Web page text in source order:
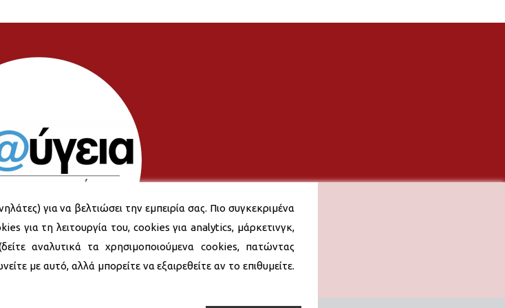
για να βελτιώσει την εμπειρία σας. Πιο συγκεκριμένα
για τη λειτουργία του, cookies για analytics, μάρκετινγκ,
αναλυτικά τα χρησιμοποιούμενα cookies, πατώντας
με αυτό, αλλά μπορείτε να εξαιρεθείτε αν το επιθυμείτε.